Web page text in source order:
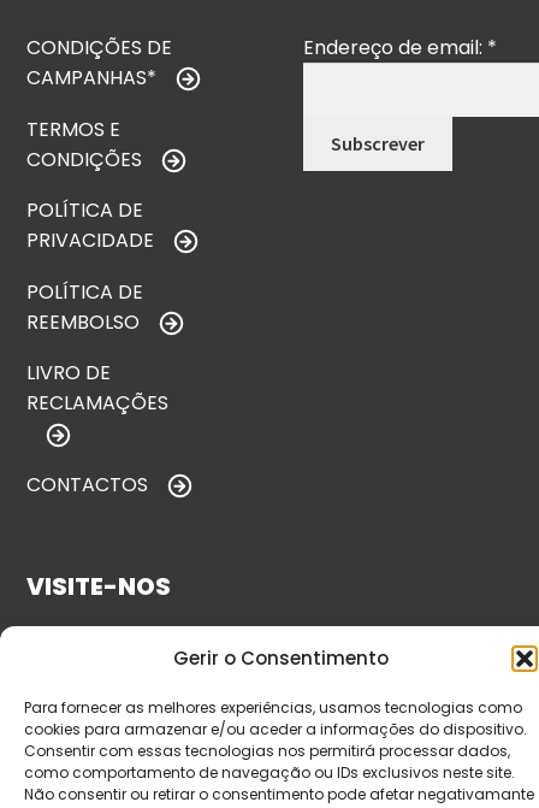
Gerir o Consentimento
Para fornecer as melhores experiências, usamos tecnologias como
cookies para armazenar e/ou aceder a informações do dispositivo.
Consentir com essas tecnologias nos permitirá processar dados,
como comportamento de navegação ou IDs exclusivos neste site.
Não consentir ou retirar o consentimento pode afetar negativamante
CONDIÇÕES DE
CAMPANHAS*
TERMOS E
CONDIÇÕES
POLÍTICA DE
PRIVACIDADE
POLÍTICA DE
REEMBOLSO
LIVRO DE
RECLAMAÇÕES
CONTACTOS
Endereço de email: *
VISITE-NOS